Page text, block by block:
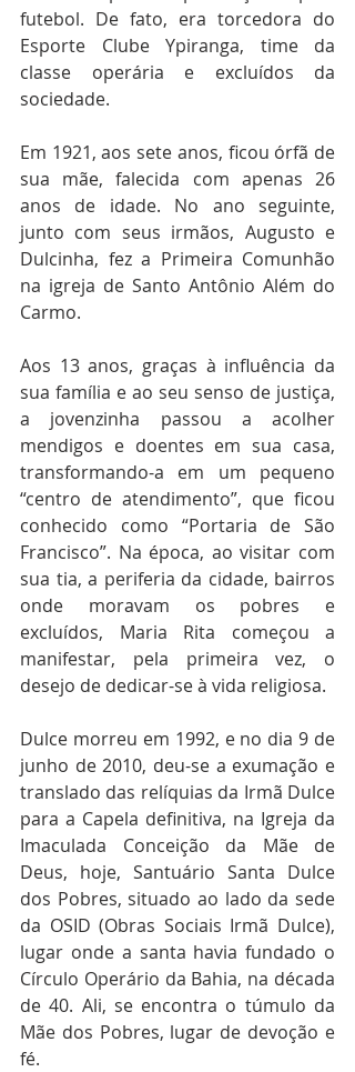
futebol. De fato, era torcedora do
Esporte Clube Ypiranga, time da
classe operária e excluídos da
sociedade.
Em 1921, aos sete anos, ficou órfã de
sua mãe, falecida com apenas 26
anos de idade. No ano seguinte,
junto com seus irmãos, Augusto e
Dulcinha, fez a Primeira Comunhão
na igreja de Santo Antônio Além do
Carmo.
Aos 13 anos, graças à influência da
sua família e ao seu senso de justiça,
a jovenzinha passou a acolher
mendigos e doentes em sua casa,
transformando-a em um pequeno
“centro de atendimento”, que ficou
conhecido como “Portaria de São
Francisco”. Na época, ao visitar com
sua tia, a periferia da cidade, bairros
onde moravam os pobres e
excluídos, Maria Rita começou a
manifestar, pela primeira vez, o
desejo de dedicar-se à vida religiosa.
Dulce morreu em 1992, e no dia 9 de
junho de 2010, deu-se a exumação e
translado das relíquias da Irmã Dulce
para a Capela definitiva, na Igreja da
Imaculada Conceição da Mãe de
Deus, hoje, Santuário Santa Dulce
dos Pobres, situado ao lado da sede
da OSID (Obras Sociais Irmã Dulce),
lugar onde a santa havia fundado o
Círculo Operário da Bahia, na década
de 40. Ali, se encontra o túmulo da
Mãe dos Pobres, lugar de devoção e
fé.